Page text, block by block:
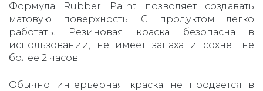
Формула Rubber Paint позволяет создавать
матовую поверхность. С продуктом легко
работать. Резиновая краска безопасна в
использовании, не имеет запаха и сохнет не
более 2 часов.
Обычно интерьерная краска не продается в